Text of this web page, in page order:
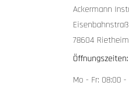
Ackermann
78604
Öffnungszeiten:
Mo - Fr: 08:00 -